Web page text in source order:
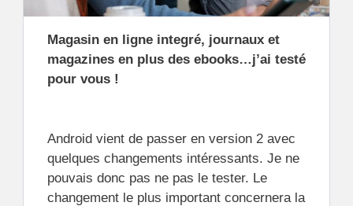
Magasin en ligne integré, journaux et
magazines en plus des ebooks…j’ai testé
pour vous !
Android vient de passer en version 2 avec
quelques changements intéressants. Je ne
pouvais donc pas ne pas le tester. Le
changement le plus important concernera la